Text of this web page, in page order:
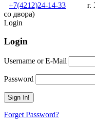
+7(4212)24-14-33
г.
со двора)
Login
Login
Username or E-Mail
Password
Forget Password?